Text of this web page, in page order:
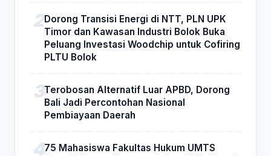
Dorong Transisi Energi di NTT, PLN UPK
Timor dan Kawasan Industri Bolok Buka
Peluang Investasi Woodchip untuk Cofiring
PLTU Bolok
Terobosan Alternatif Luar APBD, Dorong
Bali Jadi Percontohan Nasional
Pembiayaan Daerah
75 Mahasiswa Fakultas Hukum UMTS